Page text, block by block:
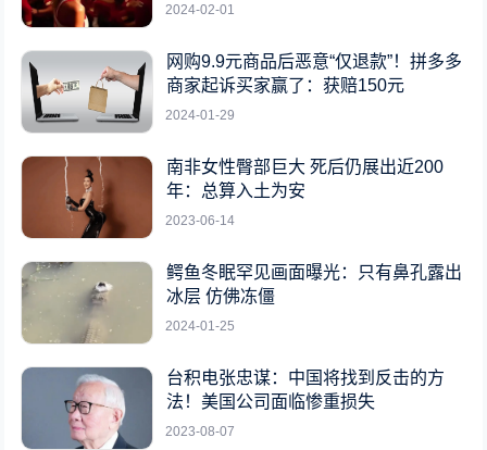
2024-02-01
网购9.9元商品后恶意“仅退款”！拼多多
商家起诉买家赢了：获赔150元
2024-01-29
南非女性臀部巨大 死后仍展出近200
年：总算入土为安
2023-06-14
鳄鱼冬眠罕见画面曝光：只有鼻孔露出
冰层 仿佛冻僵
2024-01-25
台积电张忠谋：中国将找到反击的方
法！美国公司面临惨重损失
2023-08-07